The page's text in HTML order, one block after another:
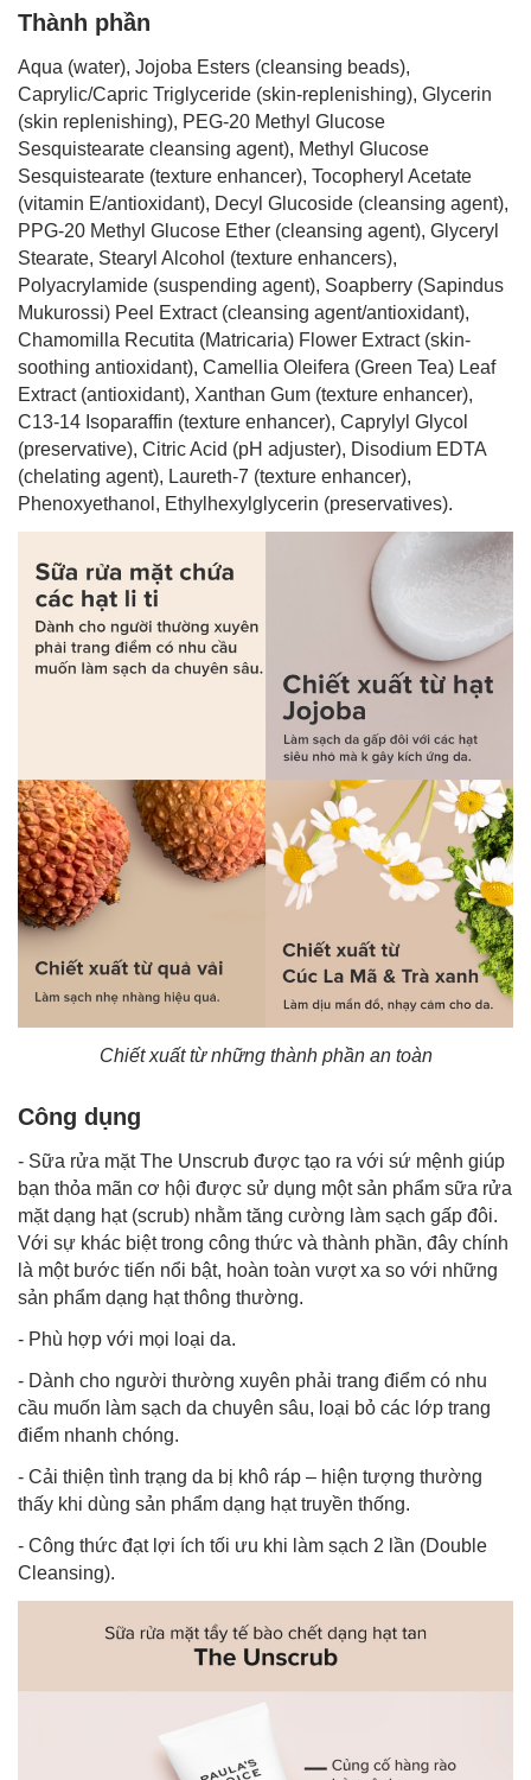
Thành phần
Aqua (water), Jojoba Esters (cleansing beads),
Caprylic/Capric Triglyceride (skin-replenishing), Glycerin
(skin replenishing), PEG-20 Methyl Glucose
Sesquistearate cleansing agent), Methyl Glucose
Sesquistearate (texture enhancer), Tocopheryl Acetate
(vitamin E/antioxidant), Decyl Glucoside (cleansing agent),
PPG-20 Methyl Glucose Ether (cleansing agent), Glyceryl
Stearate, Stearyl Alcohol (texture enhancers),
Polyacrylamide (suspending agent), Soapberry (Sapindus
Mukurossi) Peel Extract (cleansing agent/antioxidant),
Chamomilla Recutita (Matricaria) Flower Extract (skin-
soothing antioxidant), Camellia Oleifera (Green Tea) Leaf
Extract (antioxidant), Xanthan Gum (texture enhancer),
C13-14 Isoparaffin (texture enhancer), Caprylyl Glycol
(preservative), Citric Acid (pH adjuster), Disodium EDTA
(chelating agent), Laureth-7 (texture enhancer),
Phenoxyethanol, Ethylhexylglycerin (preservatives).
Chiết xuất từ những thành phần an toàn
Công dụng
- Sữa rửa mặt The Unscrub được tạo ra với sứ mệnh giúp
bạn thỏa mãn cơ hội được sử dụng một sản phẩm sữa rửa
mặt dạng hạt (scrub) nhằm tăng cường làm sạch gấp đôi.
Với sự khác biệt trong công thức và thành phần, đây chính
là một bước tiến nổi bật, hoàn toàn vượt xa so với những
sản phẩm dạng hạt thông thường.
- Phù hợp với mọi loại da.
- Dành cho người thường xuyên phải trang điểm có nhu
cầu muốn làm sạch da chuyên sâu, loại bỏ các lớp trang
điểm nhanh chóng.
- Cải thiện tình trạng da bị khô ráp – hiện tượng thường
thấy khi dùng sản phẩm dạng hạt truyền thống.
- Công thức đạt lợi ích tối ưu khi làm sạch 2 lần (Double
Cleansing).